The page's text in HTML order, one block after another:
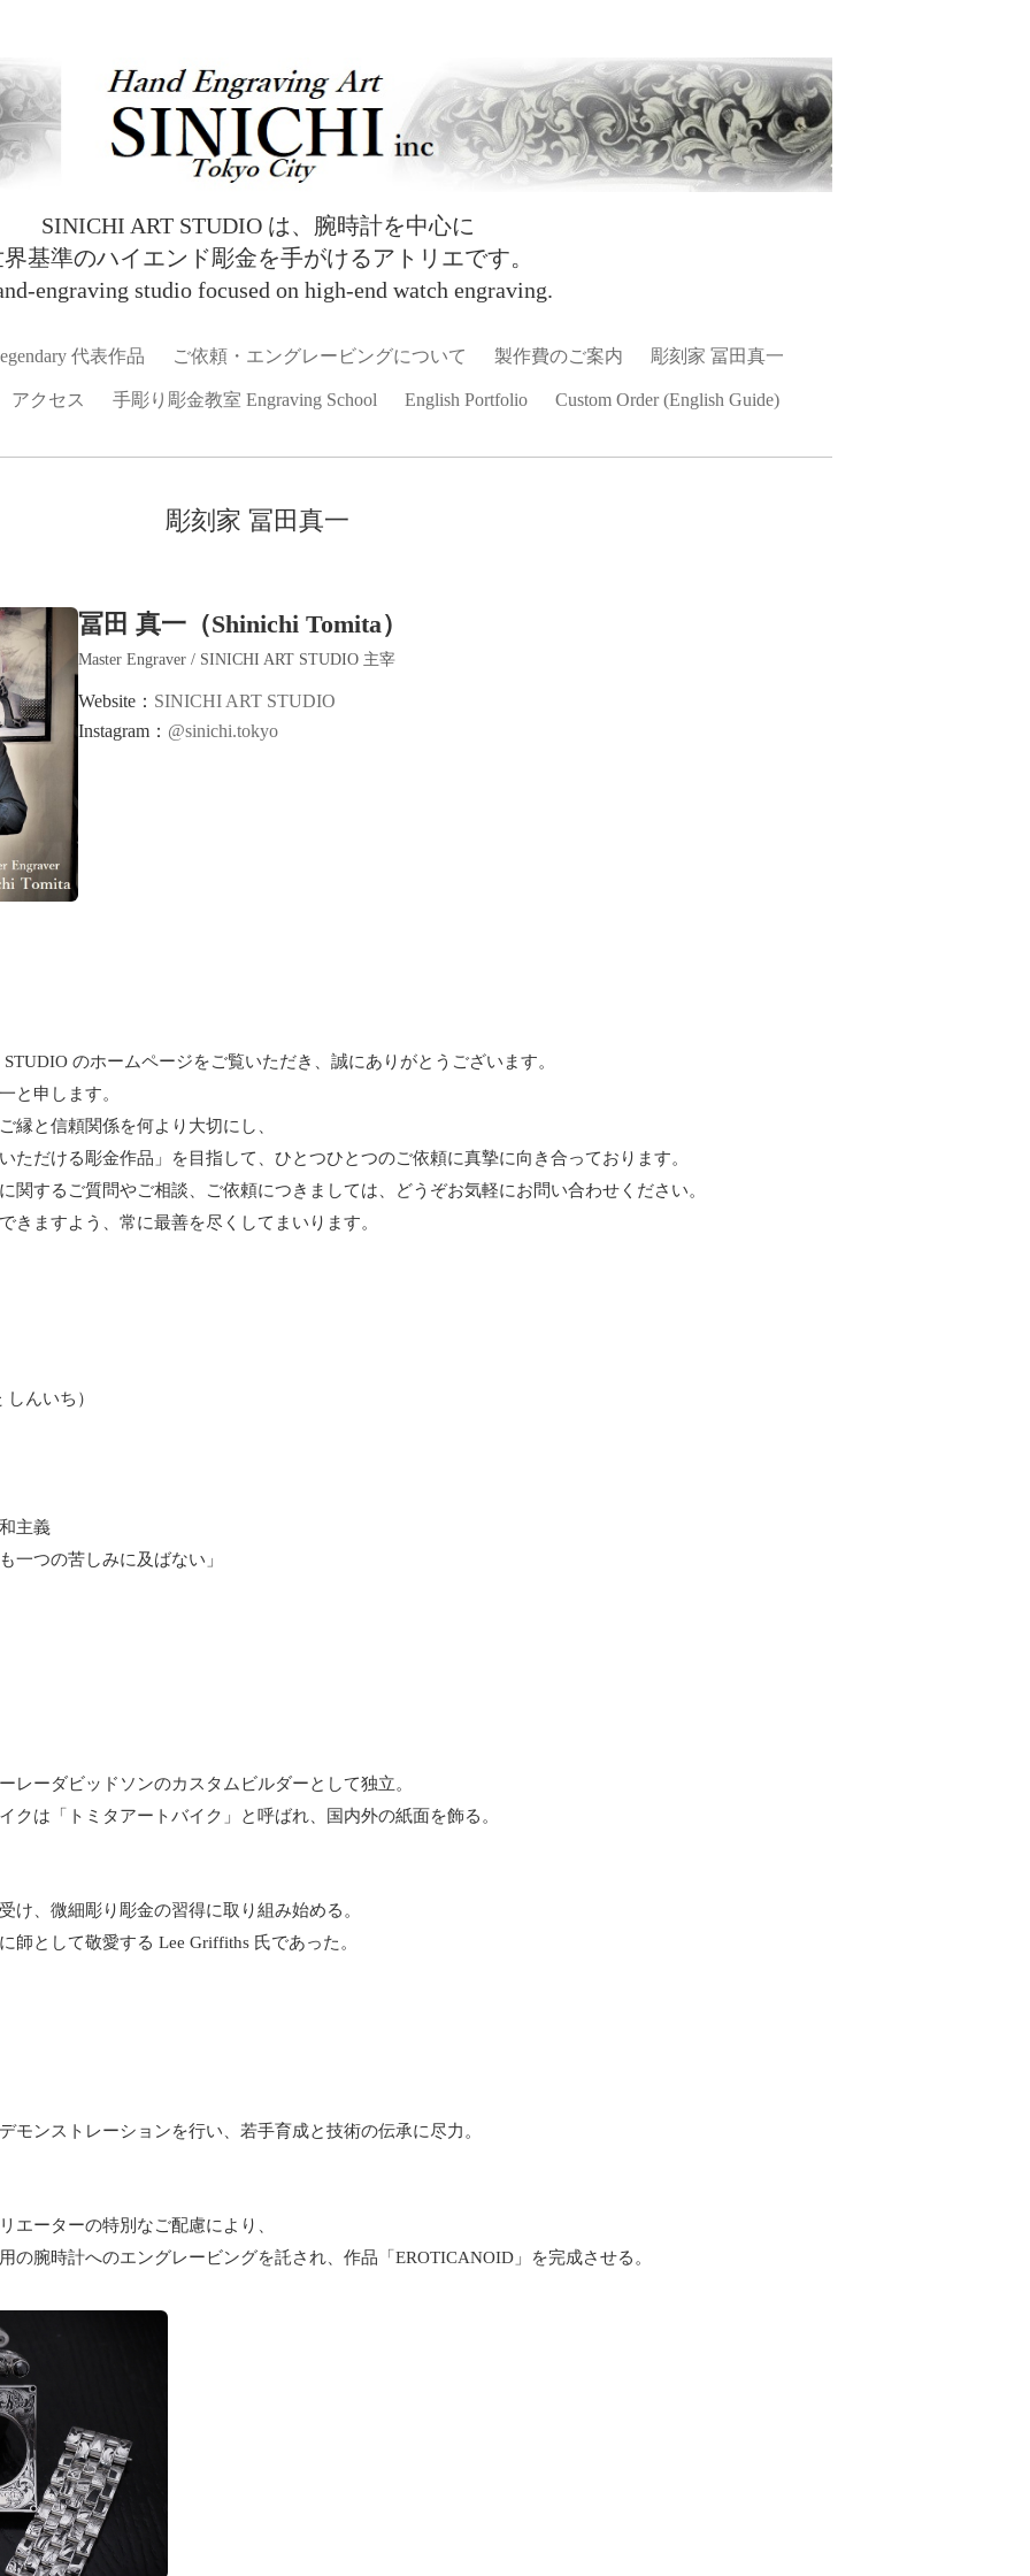
SINICHI ART STUDIO は、腕時計を中心に
基準のハイエンド彫金を手がけるアトリエです。
studio focused on high‑end watch engraving.
代表作品 ご依頼・エングレービングについて 製作費のご案内 彫刻家 冨田真一
アクセス 手彫り彫金教室 Engraving School English Portfolio Custom Order (English Guide)
彫刻家 冨田真一
冨田 真一（Shinichi Tomita）
Master Engraver / SINICHI ART STUDIO 主宰
Website： SINICHI ART STUDIO
Instagram： @sinichi.tokyo
のホームページをご覧いただき、誠にありがとうございます。
と申します。
縁と信頼関係を何より大切にし、
ただける彫金作品」を目指して、ひとつひとつのご依頼に真摯に向き合っております。
関するご質問やご相談、ご依頼につきましては、どうぞお気軽にお問い合わせください。
きますよう、常に最善を尽くしてまいります。
んいち）
主義
一つの苦しみに及ばない」
レーダビッドソンのカスタムビルダーとして独立。
クは「トミタアートバイク」と呼ばれ、国内外の紙面を飾る。
け、微細彫り彫金の習得に取り組み始める。
師として敬愛する Lee Griffiths 氏であった。
モンストレーションを行い、若手育成と技術の伝承に尽力。
エーターの特別なご配慮により、
の腕時計へのエングレービングを託され、作品「EROTICANOID」を完成させる。